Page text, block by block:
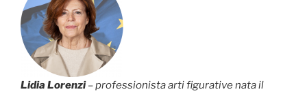
Lidia Lorenzi– professionista arti figurative nata il